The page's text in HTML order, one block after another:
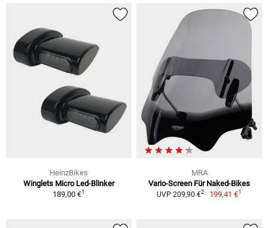
HeinzBikes
Winglets Micro Led-Blinker
189,00 €1
MRA
Vario-Screen Für Naked-Bikes
UVP 209,90 €2 199,41 €1